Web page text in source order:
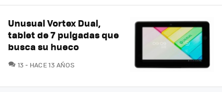
Unusual Vortex Dual,
tablet de 7 pulgadas que
busca su hueco
13 COMENTARIOS
HACE 13 AÑOS